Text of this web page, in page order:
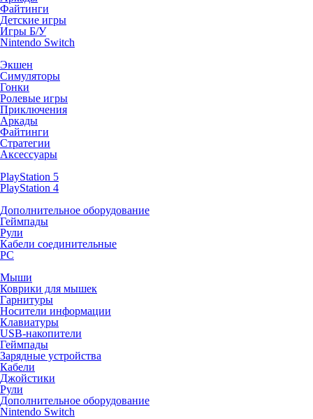
Файтинги
Детские игры
Игры Б/У
Nintendo Switch
Экшен
Симуляторы
Гонки
Ролевые игры
Приключения
Аркады
Файтинги
Стратегии
Аксессуары
PlayStation 5
PlayStation 4
Дополнительное оборудование
Геймпады
Рули
Кабели соединительные
PC
Мыши
Коврики для мышек
Гарнитуры
Носители информации
Клавиатуры
USB-накопители
Геймпады
Зарядные устройства
Кабели
Джойстики
Рули
Дополнительное оборудование
Nintendo Switch